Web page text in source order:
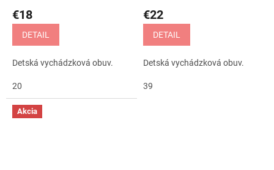
€18
DETAIL
Detská vychádzková obuv.
20
€22
DETAIL
Detská vychádzková obuv.
39
Akcia